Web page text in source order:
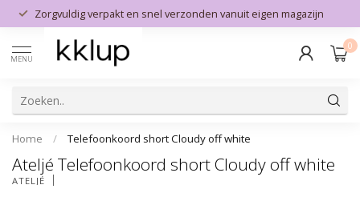
Zorgvuldig verpakt en snel verzonden vanuit eigen magazijn
MENU
0
Home / Telefoonkoord short Cloudy off white
Ateljé Telefoonkoord short Cloudy off white
ATELJÉ